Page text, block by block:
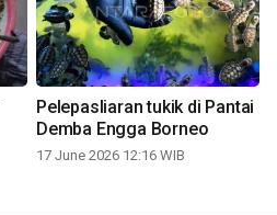
Pelepasliaran tukik di Pantai
Demba Engga Borneo
17 June 2026 12:16 WIB